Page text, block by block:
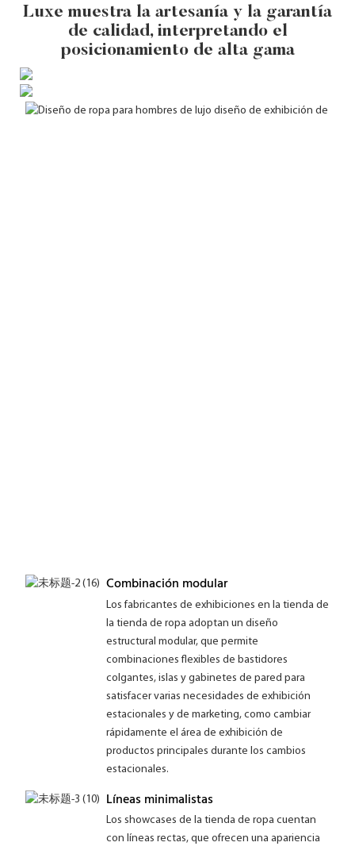
Luxe muestra la artesanía y la garantía
de calidad, interpretando el
posicionamiento de alta gama
Combinación modular
Los fabricantes de exhibiciones en la tienda de
la tienda de ropa adoptan un diseño
estructural modular, que permite
combinaciones flexibles de bastidores
colgantes, islas y gabinetes de pared para
satisfacer varias necesidades de exhibición
estacionales y de marketing, como cambiar
rápidamente el área de exhibición de
productos principales durante los cambios
estacionales.
Líneas minimalistas
Los showcases de la tienda de ropa cuentan
con líneas rectas, que ofrecen una apariencia